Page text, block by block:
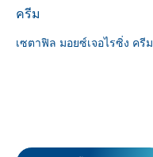
เซตาฟิล มอยซ์เจอไรซิ่ง ครีม